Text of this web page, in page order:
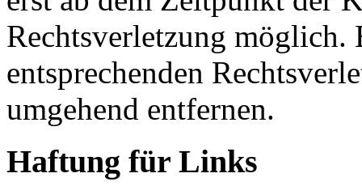
Rechtsverletzung möglich.
entsprechenden
umgehend entfernen.
Haftung für Links